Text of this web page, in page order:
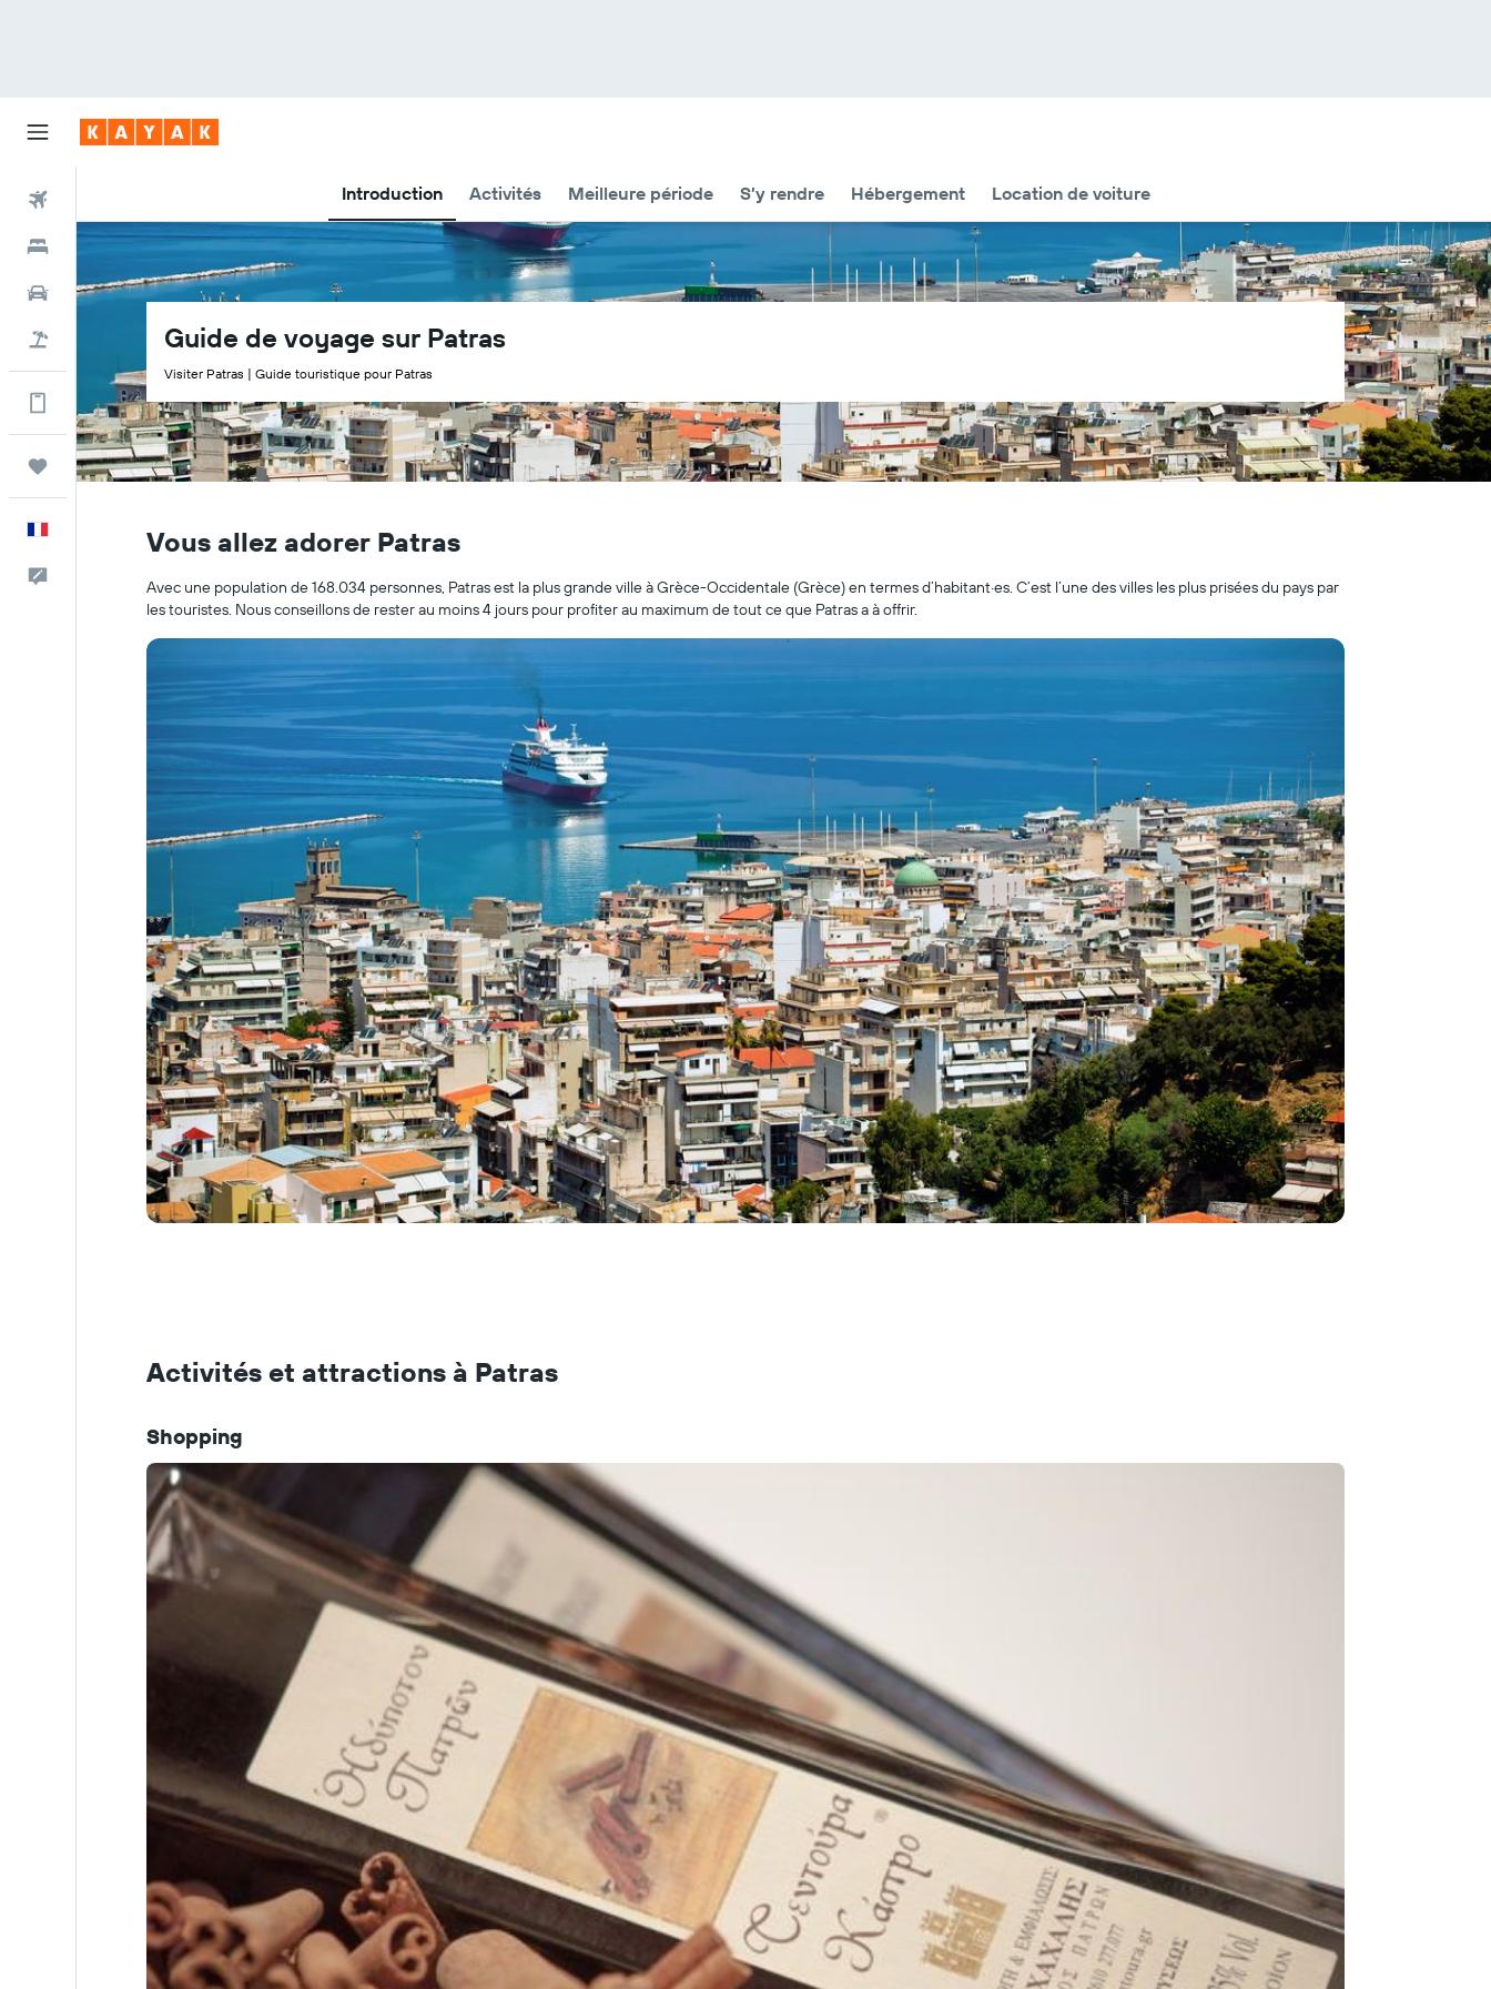
Introduction Activités Meilleure période S’y rendre Hébergement Location de voiture
Voitures
Encore plus d’options sur l'appli
Trips
Guide de voyage sur Patras
Visiter Patras | Guide touristique pour Patras
Vous allez adorer Patras
Avec une population de 168.034 personnes, Patras est la plus grande ville à Grèce-Occidentale (Grèce) en termes d’habitant·es. C’est l’une des villes les plus prisées du pays par
les touristes. Nous conseillons de rester au moins 4 jours pour profiter au maximum de tout ce que Patras a à offrir.
Activités et attractions à Patras
Shopping